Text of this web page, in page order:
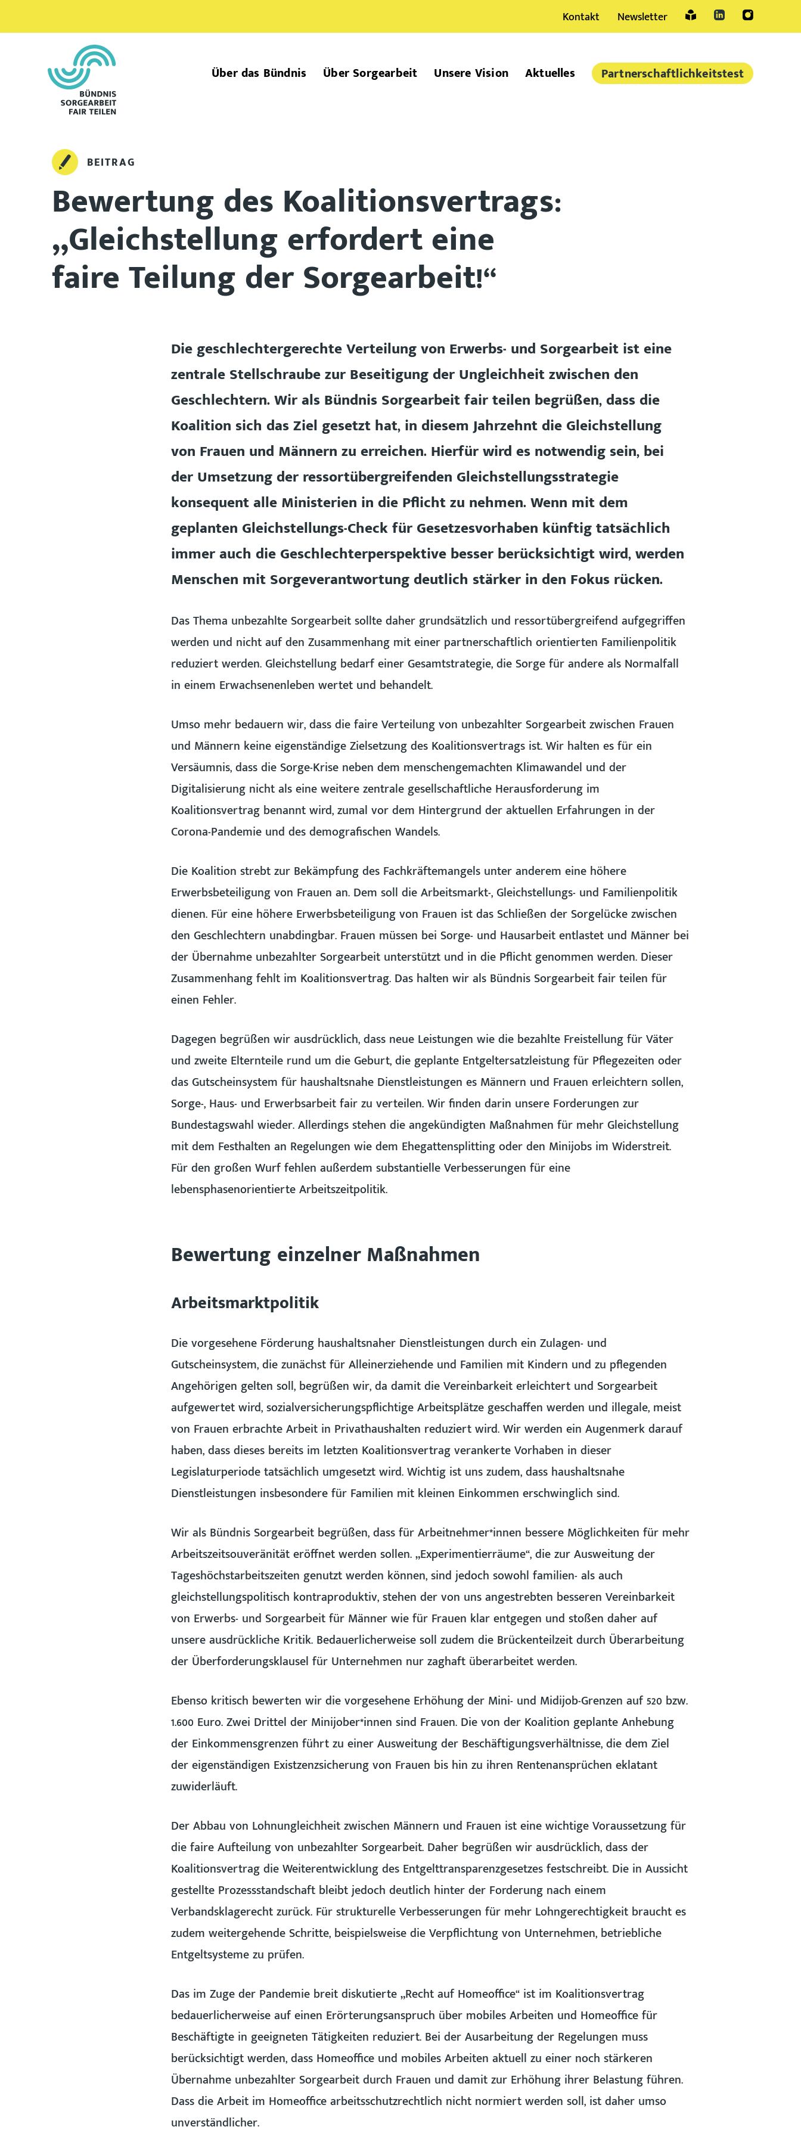
Kontakt
Newsletter
Sprache
Über das Bündnis Über Sorgearbeit Unsere Vision Aktuelles Partner­schaftlich­keitstest
BEITRAG
Bewertung des Koalitionsvertrags:
„Gleichstellung erfordert eine
faire Teilung der Sorgearbeit!“
Die geschlechtergerechte Verteilung von Erwerbs- und Sorgearbeit ist eine
zentrale Stellschraube zur Beseitigung der Ungleichheit zwischen den
Geschlechtern. Wir als Bündnis Sorgearbeit fair teilen begrüßen, dass die
Koalition sich das Ziel gesetzt hat, in diesem Jahrzehnt die Gleichstellung
von Frauen und Männern zu erreichen. Hierfür wird es notwendig sein, bei
der Umsetzung der ressortübergreifenden Gleichstellungsstrategie
konsequent alle Ministerien in die Pflicht zu nehmen. Wenn mit dem
geplanten Gleichstellungs-Check für Gesetzesvorhaben künftig tatsächlich
immer auch die Geschlechterperspektive besser berücksichtigt wird, werden
Menschen mit Sorgeverantwortung deutlich stärker in den Fokus rücken.
Das Thema unbezahlte Sorgearbeit sollte daher grundsätzlich und ressortübergreifend aufgegriffen
werden und nicht auf den Zusammenhang mit einer partnerschaftlich orientierten Familienpolitik
reduziert werden. Gleichstellung bedarf einer Gesamtstrategie, die Sorge für andere als Normalfall
in einem Erwachsenenleben wertet und behandelt.
Umso mehr bedauern wir, dass die faire Verteilung von unbezahlter Sorgearbeit zwischen Frauen
und Männern keine eigenständige Zielsetzung des Koalitionsvertrags ist. Wir halten es für ein
Versäumnis, dass die Sorge-Krise neben dem menschengemachten Klimawandel und der
Digitalisierung nicht als eine weitere zentrale gesellschaftliche Herausforderung im
Koalitionsvertrag benannt wird, zumal vor dem Hintergrund der aktuellen Erfahrungen in der
Corona-Pandemie und des demografischen Wandels.
Die Koalition strebt zur Bekämpfung des Fachkräftemangels unter anderem eine höhere
Erwerbsbeteiligung von Frauen an. Dem soll die Arbeitsmarkt-, Gleichstellungs- und Familienpolitik
dienen. Für eine höhere Erwerbsbeteiligung von Frauen ist das Schließen der Sorgelücke zwischen
den Geschlechtern unabdingbar. Frauen müssen bei Sorge- und Hausarbeit entlastet und Männer bei
der Übernahme unbezahlter Sorgearbeit unterstützt und in die Pflicht genommen werden. Dieser
Zusammenhang fehlt im Koalitionsvertrag. Das halten wir als Bündnis Sorgearbeit fair teilen für
einen Fehler.
Dagegen begrüßen wir ausdrücklich, dass neue Leistungen wie die bezahlte Freistellung für Väter
und zweite Elternteile rund um die Geburt, die geplante Entgeltersatzleistung für Pflegezeiten oder
das Gutscheinsystem für haushaltsnahe Dienstleistungen es Männern und Frauen erleichtern sollen,
Sorge-, Haus- und Erwerbsarbeit fair zu verteilen. Wir finden darin unsere Forderungen zur
Bundestagswahl wieder. Allerdings stehen die angekündigten Maßnahmen für mehr Gleichstellung
mit dem Festhalten an Regelungen wie dem Ehegattensplitting oder den Minijobs im Widerstreit.
Für den großen Wurf fehlen außerdem substantielle Verbesserungen für eine
lebensphasenorientierte Arbeitszeitpolitik.
Bewertung einzelner Maßnahmen
Arbeitsmarktpolitik
Die vorgesehene Förderung haushaltsnaher Dienstleistungen durch ein Zulagen- und
Gutscheinsystem, die zunächst für Alleinerziehende und Familien mit Kindern und zu pflegenden
Angehörigen gelten soll, begrüßen wir, da damit die Vereinbarkeit erleichtert und Sorgearbeit
aufgewertet wird, sozialversicherungspflichtige Arbeitsplätze geschaffen werden und illegale, meist
von Frauen erbrachte Arbeit in Privathaushalten reduziert wird. Wir werden ein Augenmerk darauf
haben, dass dieses bereits im letzten Koalitionsvertrag verankerte Vorhaben in dieser
Legislaturperiode tatsächlich umgesetzt wird. Wichtig ist uns zudem, dass haushaltsnahe
Dienstleistungen insbesondere für Familien mit kleinen Einkommen erschwinglich sind.
Wir als Bündnis Sorgearbeit begrüßen, dass für Arbeitnehmer*innen bessere Möglichkeiten für mehr
Arbeitszeitsouveränität eröffnet werden sollen. „Experimentierräume“, die zur Ausweitung der
Tageshöchstarbeitszeiten genutzt werden können, sind jedoch sowohl familien- als auch
gleichstellungspolitisch kontraproduktiv, stehen der von uns angestrebten besseren Vereinbarkeit
von Erwerbs- und Sorgearbeit für Männer wie für Frauen klar entgegen und stoßen daher auf
unsere ausdrückliche Kritik. Bedauerlicherweise soll zudem die Brückenteilzeit durch Überarbeitung
der Überforderungsklausel für Unternehmen nur zaghaft überarbeitet werden.
Ebenso kritisch bewerten wir die vorgesehene Erhöhung der Mini- und Midijob-Grenzen auf 520 bzw.
1.600 Euro. Zwei Drittel der Minijober*innen sind Frauen. Die von der Koalition geplante Anhebung
der Einkommensgrenzen führt zu einer Ausweitung der Beschäftigungsverhältnisse, die dem Ziel
der eigenständigen Existzenzsicherung von Frauen bis hin zu ihren Rentenansprüchen eklatant
zuwiderläuft.
Der Abbau von Lohnungleichheit zwischen Männern und Frauen ist eine wichtige Voraussetzung für
die faire Aufteilung von unbezahlter Sorgearbeit. Daher begrüßen wir ausdrücklich, dass der
Koalitionsvertrag die Weiterentwicklung des Entgelttransparenzgesetzes festschreibt. Die in Aussicht
gestellte Prozessstandschaft bleibt jedoch deutlich hinter der Forderung nach einem
Verbandsklagerecht zurück. Für strukturelle Verbesserungen für mehr Lohngerechtigkeit braucht es
zudem weitergehende Schritte, beispielsweise die Verpflichtung von Unternehmen, betriebliche
Entgeltsysteme zu prüfen.
Das im Zuge der Pandemie breit diskutierte „Recht auf Homeoffice“ ist im Koalitionsvertrag
bedauerlicherweise auf einen Erörterungsanspruch über mobiles Arbeiten und Homeoffice für
Beschäftigte in geeigneten Tätigkeiten reduziert. Bei der Ausarbeitung der Regelungen muss
berücksichtigt werden, dass Homeoffice und mobiles Arbeiten aktuell zu einer noch stärkeren
Übernahme unbezahlter Sorgearbeit durch Frauen und damit zur Erhöhung ihrer Belastung führen.
Dass die Arbeit im Homeoffice arbeitsschutzrechtlich nicht normiert werden soll, ist daher umso
unverständlicher.